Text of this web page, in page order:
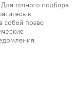
точного подбора
к
собой право